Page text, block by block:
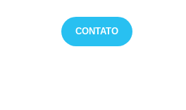
CONTATO